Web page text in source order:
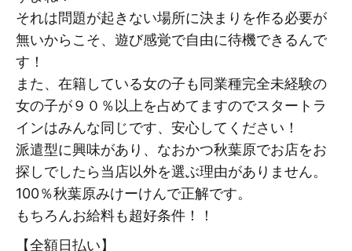
それは問題が起きない場所に決まりを作る必要が
無いからこそ、遊び感覚で自由に待機できるんで
す！
また、在籍している女の子も同業種完全未経験の
女の子が９０％以上を占めてますのでスタートラ
インはみんな同じです、安心してください！
派遣型に興味があり、なおかつ秋葉原でお店をお
探しでしたら当店以外を選ぶ理由がありません。
100％秋葉原みけーけんで正解です。
もちろんお給料も超好条件！！
【全額日払い】